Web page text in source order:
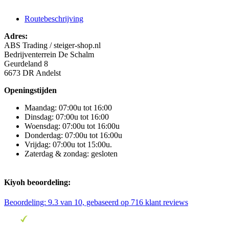
Routebeschrijving
Adres:
ABS Trading / steiger-shop.nl
Bedrijventerrein De Schalm
Geurdeland 8
6673 DR Andelst
Openingstijden
Maandag: 07:00u tot 16:00
Dinsdag: 07:00u tot 16:00
Woensdag: 07:00u tot 16:00u
Donderdag: 07:00u tot 16:00u
Vrijdag: 07:00u tot 15:00u.
Zaterdag & zondag: gesloten
Kiyoh beoordeling:
Beoordeling: 9.3 van 10, gebaseerd op 716 klant reviews